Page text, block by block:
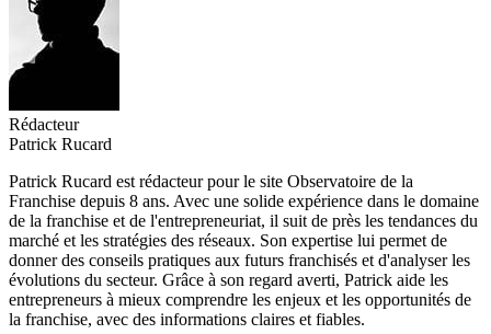
Rédacteur
Patrick Rucard
Patrick Rucard est rédacteur pour le site Observatoire de la
Franchise depuis 8 ans. Avec une solide expérience dans le domaine
de la franchise et de l'entrepreneuriat, il suit de près les tendances du
marché et les stratégies des réseaux. Son expertise lui permet de
donner des conseils pratiques aux futurs franchisés et d'analyser les
évolutions du secteur. Grâce à son regard averti, Patrick aide les
entrepreneurs à mieux comprendre les enjeux et les opportunités de
la franchise, avec des informations claires et fiables.